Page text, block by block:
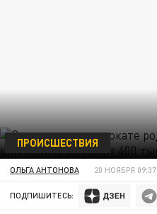
ПРОИСШЕСТВИЯ
ОЛЬГА АНТОНОВА 20 НОЯБРЯ 09:37
ПОДПИШИТЕСЬ: